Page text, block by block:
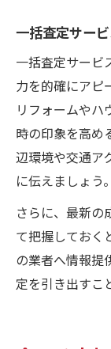
一括査定サー
一括査定サービ
力を的確にアピ
リフォームやハ
時の印象を高め
辺環境や交通ア
に伝えましょう。
さらに、最新の
て把握しておく
の業者へ情報提
定を引き出すこ